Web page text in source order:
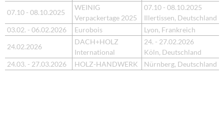
07.10 - 08.10.2025
WEINIG
Verpackertage 2025
07.10 - 08.10.2025
Illertissen, Deutschland
03.02. - 06.02.2026
Eurobois
Lyon, Frankreich
24.02.2026
DACH+HOLZ
International
24. - 27.02.2026
Köln, Deutschland
24.03. - 27.03.2026
HOLZ-HANDWERK Nürnberg, Deutschland